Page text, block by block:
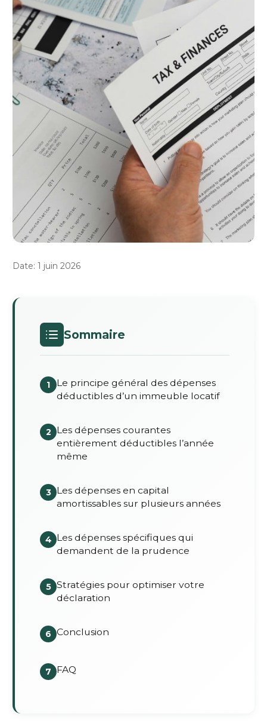
Date: 1 juin 2026
Sommaire
1
Le principe général des dépenses
déductibles d’un immeuble locatif
2
Les dépenses courantes
entièrement déductibles l’année
même
3 Les dépenses en capital
amortissables sur plusieurs années
4 Les dépenses spécifiques qui
demandent de la prudence
5 Stratégies pour optimiser votre
déclaration
6 Conclusion
7 FAQ